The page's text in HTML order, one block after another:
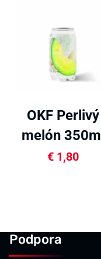
OKF Perlivý
melón 350ml
€1,80
Podpora